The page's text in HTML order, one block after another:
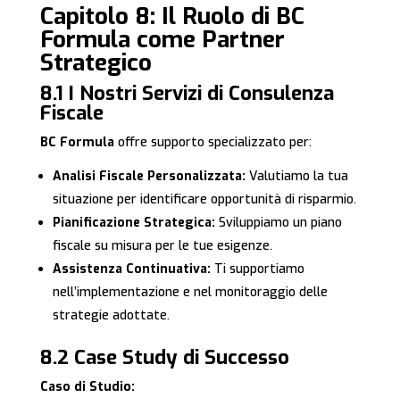
Capitolo 8: Il Ruolo di BC
Formula come Partner
Strategico
8.1 I Nostri Servizi di Consulenza
Fiscale
BC Formula offre supporto specializzato per:
Analisi Fiscale Personalizzata: Valutiamo la tua
situazione per identificare opportunità di risparmio.
Pianificazione Strategica: Sviluppiamo un piano
fiscale su misura per le tue esigenze.
Assistenza Continuativa: Ti supportiamo
nell’implementazione e nel monitoraggio delle
strategie adottate.
8.2 Case Study di Successo
Caso di Studio: